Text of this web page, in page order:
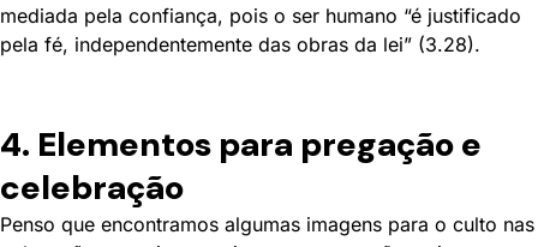
mediada pela confiança, pois o ser humano “é justificado
pela fé, independentemente das obras da lei” (3.28).
4. Elementos para pregação e
celebração
Penso que encontramos algumas imagens para o culto nas